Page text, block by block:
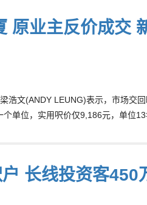
原业主反价成交
浩文(ANDY LEUNG)表示，市场交
个单位，实用呎价仅9,186元，单位
长线投资客